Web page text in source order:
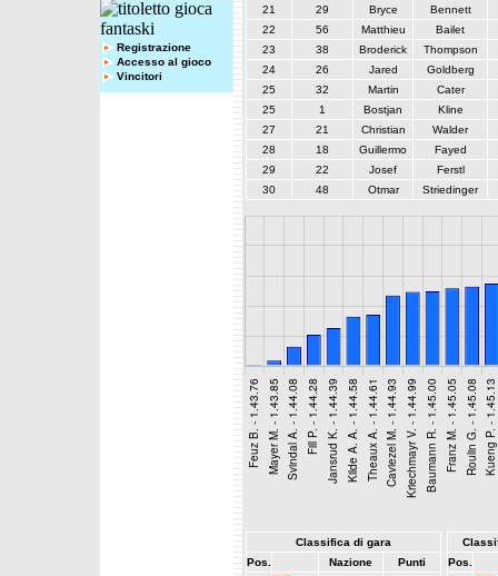
Registrazione
Accesso al gioco
Vincitori
21
29 Bryce
Bennett
22
56 Matthieu
Bailet
23
38 Broderick
Thompson
24
26 Jared
Goldberg
25
32 Martin
Cater
25
1 Bostjan
Kline
27
21 Christian
Walder
28
18 Guillermo
Fayed
29
22 Josef
Ferstl
30
48 Otmar Striedinger
Classifica di gara
Pos.
Nazione
Punti
Pos.